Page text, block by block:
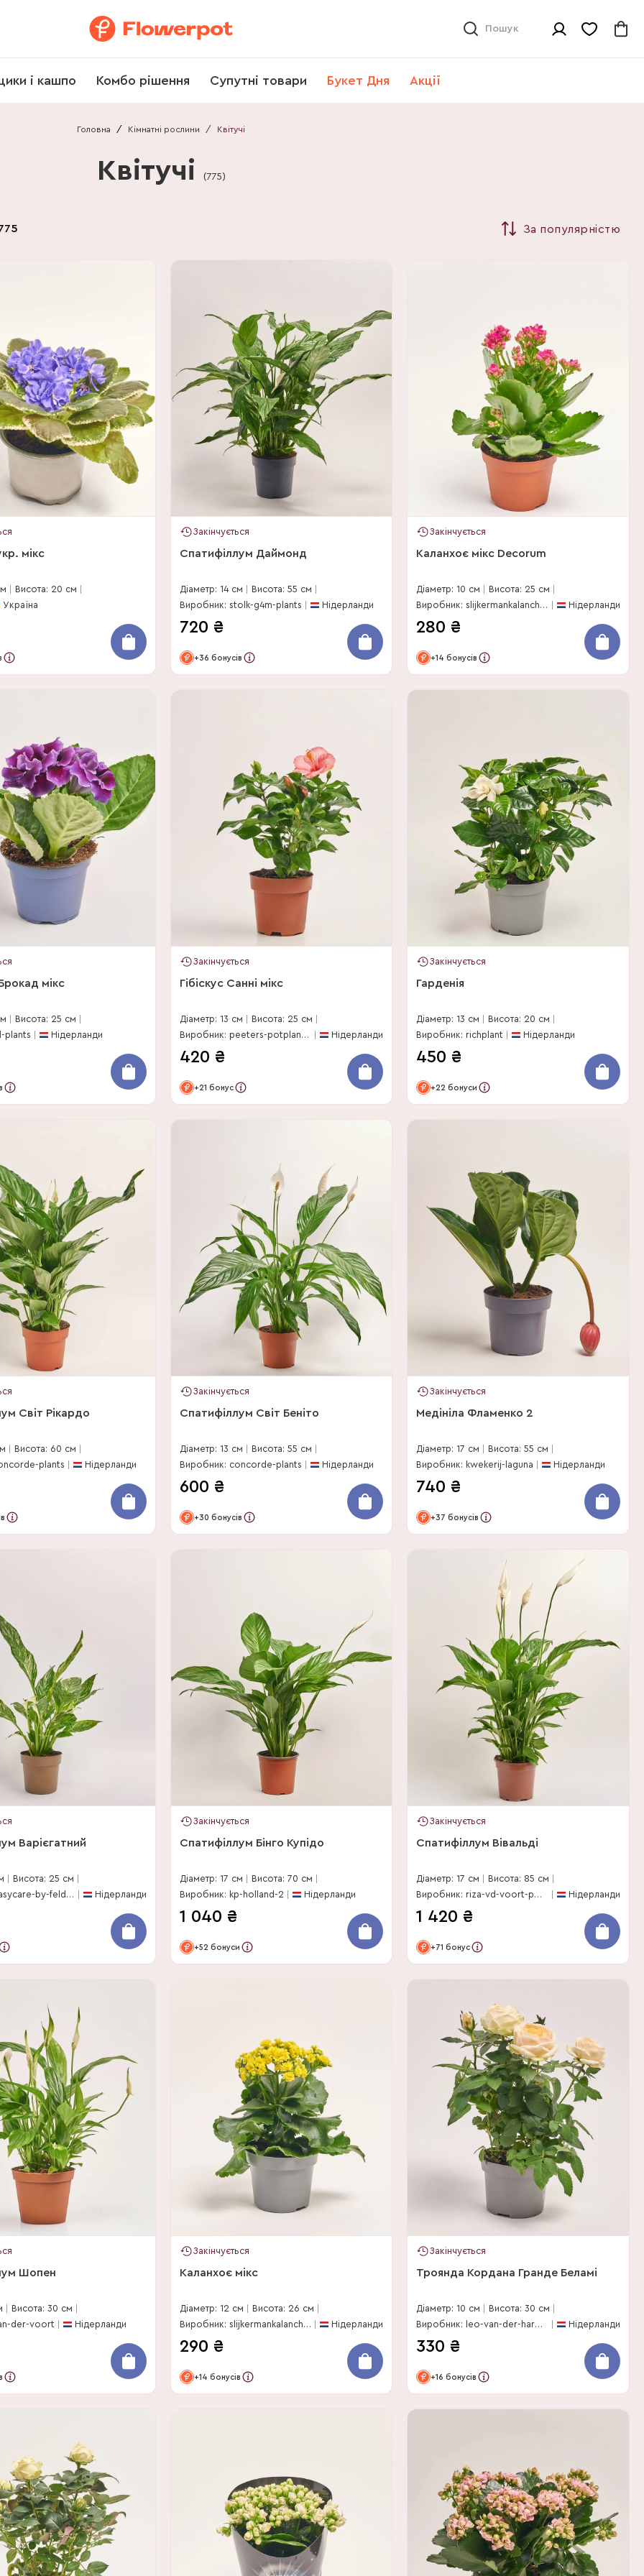
Пошук
і кашпо Комбо рішення Супутні товари Букет Дня Акції
Головна / Кімнатні рослини / Квітучі
Квітучі (775)
За популярністю
мікс
Висота: 20 см
Україна
Закінчується
Спатифіллум Даймонд
Діаметр: 14 см
Висота: 55 см
Виробник: stolk-g4m-plants
Нідерланди
720 ₴
+36 бонусів
Закінчується
Каланхоє мікс Decorum
Діаметр: 10 см
Висота: 25 см
Виробник: slijkermankalanchoe
Нідерланди
280 ₴
+14 бонусів
мікс
Висота: 25 см
plants
Нідерланди
Закінчується
Гібіскус Санні мікс
Діаметр: 13 см
Висота: 25 см
Виробник: peeters-potplanten-bv
Нідерланди
420 ₴
+21 бонус
Закінчується
Гарденія
Діаметр: 13 см
Висота: 20 см
Виробник: richplant
Нідерланди
450 ₴
+22 бонуси
Світ Рікардо
Висота: 60 см
plants
Нідерланди
Закінчується
Спатифіллум Світ Беніто
Діаметр: 13 см
Висота: 55 см
Виробник: concorde-plants
Нідерланди
600 ₴
+30 бонусів
Закінчується
Медініла Фламенко 2
Діаметр: 17 см
Висота: 55 см
Виробник: kwekerij-laguna
Нідерланди
740 ₴
+37 бонусів
Варієгатний
Висота: 25 см
Виробник: easycare-by-feldborg
Нідерланди
Закінчується
Спатифіллум Бінго Купідо
Діаметр: 17 см
Висота: 70 см
Виробник: kp-holland-2
Нідерланди
1 040 ₴
+52 бонуси
Закінчується
Спатифіллум Вівальді
Діаметр: 17 см
Висота: 85 см
Виробник: riza-vd-voort-potplanten
Нідерланди
1 420 ₴
+71 бонус
Шопен
Висота: 30 см
der-voort
Нідерланди
Закінчується
Каланхоє мікс
Діаметр: 12 см
Висота: 26 см
Виробник: slijkermankalanchoe
Нідерланди
290 ₴
+14 бонусів
Закінчується
Троянда Кордана Гранде Беламі
Діаметр: 10 см
Висота: 30 см
Виробник: leo-van-der-harg-bv
Нідерланди
330 ₴
+16 бонусів